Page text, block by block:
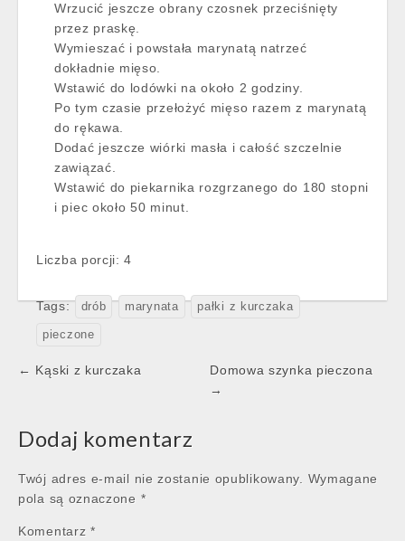
Wrzucić jeszcze obrany czosnek przeciśnięty
przez praskę.
Wymieszać i powstała marynatą natrzeć
dokładnie mięso.
Wstawić do lodówki na około 2 godziny.
Po tym czasie przełożyć mięso razem z marynatą
do rękawa.
Dodać jeszcze wiórki masła i całość szczelnie
zawiązać.
Wstawić do piekarnika rozgrzanego do 180 stopni
i piec około 50 minut.
Liczba porcji: 4
Tags: drób marynata pałki z kurczaka
pieczone
Post
← Kąski z kurczaka
Domowa szynka pieczona
→
Dodaj komentarz
Twój adres e-mail nie zostanie opublikowany. Wymagane
pola są oznaczone *
Komentarz *